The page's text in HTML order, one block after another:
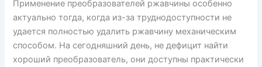
Применение преобразователей ржавчины особенно
актуально тогда, когда из-за труднодоступности не
удается полностью удалить ржавчину механическим
способом. На сегодняшний день, не дефицит найти
хороший преобразователь, они доступны практически